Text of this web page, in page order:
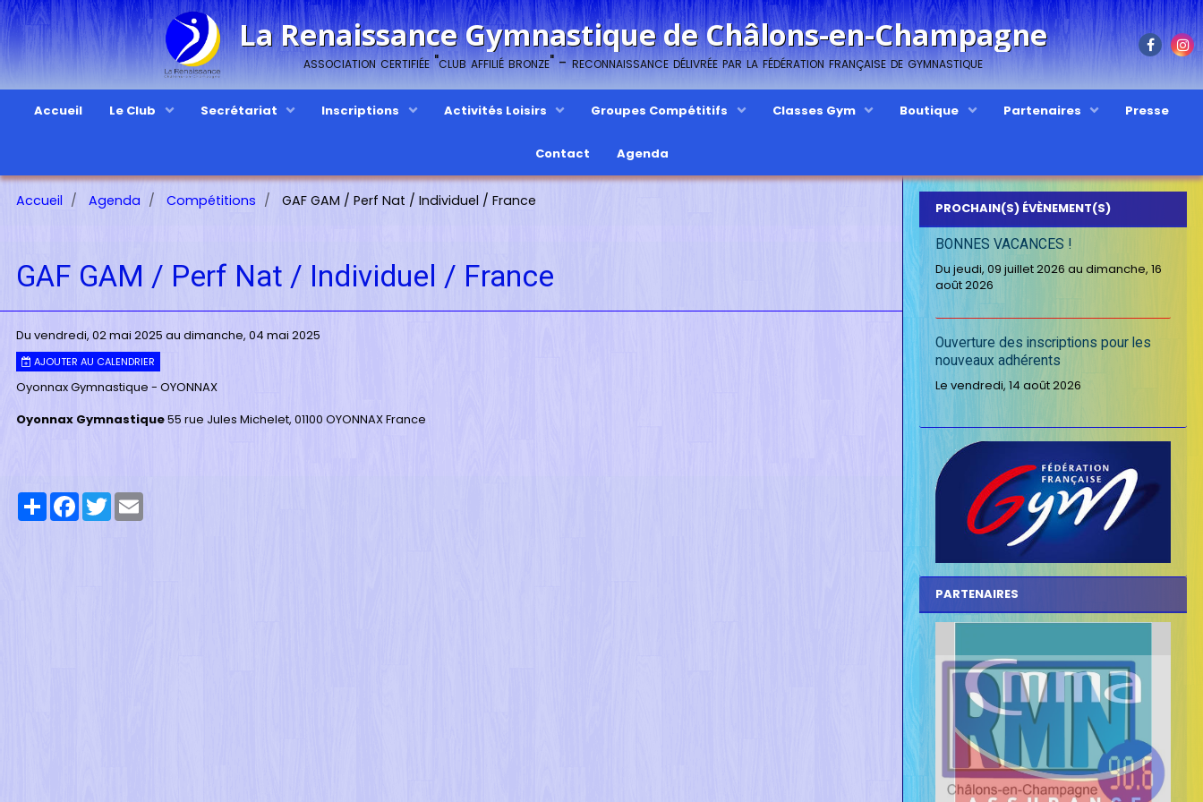
La Renaissance Gymnastique de Châlons-en-Champagne
association certifiée "club affilié bronze" - reconnaissance délivrée par la fédération française de gymnastique
Accueil Le Club Secrétariat Inscriptions Activités Loisirs Groupes Compétitifs Classes Gym Boutique Partenaires Presse
Contact Agenda
Accueil Agenda Compétitions GAF GAM / Perf Nat / Individuel / France
GAF GAM / Perf Nat / Individuel / France
Du vendredi, 02 mai 2025 au dimanche, 04 mai 2025
AJOUTER AU CALENDRIER
Oyonnax Gymnastique - OYONNAX
Oyonnax Gymnastique55 rue Jules Michelet, 01100 OYONNAX France
PartagerFacebook
Twitter
PROCHAIN(S) ÉVÈNEMENT(S)
BONNES VACANCES !
Du jeudi, 09 juillet 2026 au dimanche, 16
août 2026
Ouverture des inscriptions pour les
nouveaux adhérents
Le vendredi, 14 août 2026
PARTENAIRES